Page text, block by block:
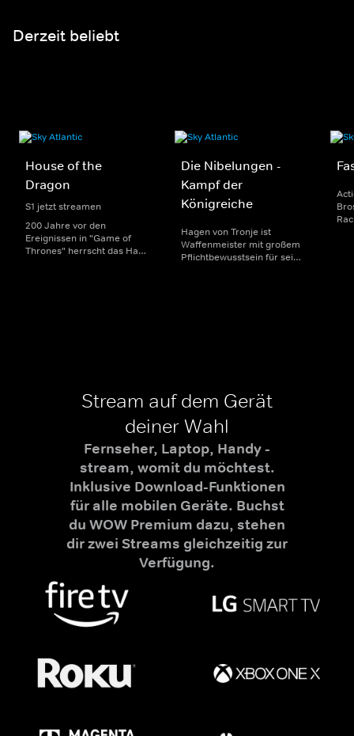
Derzeit beliebt
House of the
Dragon
S1 jetzt streamen
200 Jahre vor den
Ereignissen in "Game of
Thrones" herrscht das Haus
Die Nibelungen -
Kampf der
Königreiche
Hagen von Tronje ist
Waffenmeister mit großem
Pflichtbewusstsein für sein
Stream auf dem Gerät
deiner Wahl
Fernseher, Laptop, Handy -
stream, womit du möchtest.
Inklusive Download-Funktionen
für alle mobilen Geräte. Buchst
du WOW Premium dazu, stehen
dir zwei Streams gleichzeitig zur
Verfügung.